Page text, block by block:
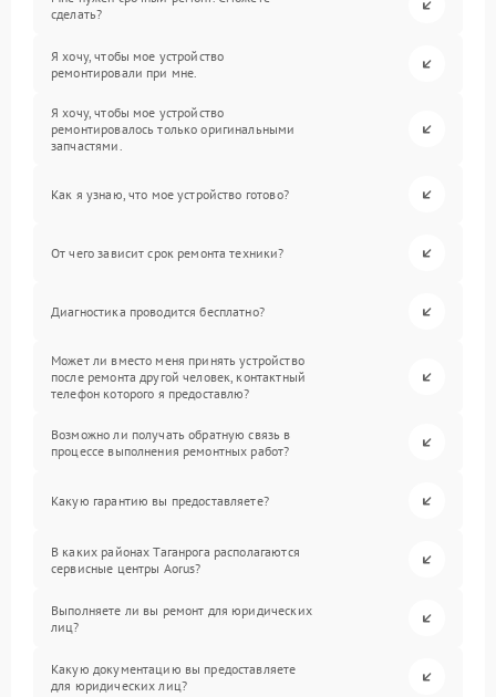
сделать?
Я хочу, чтобы мое устройство
ремонтировали при мне.
Я хочу, чтобы мое устройство
ремонтировалось только оригинальными
запчастями.
Как я узнаю, что мое устройство готово?
От чего зависит срок ремонта техники?
Диагностика проводится бесплатно?
Может ли вместо меня принять устройство
после ремонта другой человек, контактный
телефон которого я предоставлю?
Возможно ли получать обратную связь в
процессе выполнения ремонтных работ?
Какую гарантию вы предоставляете?
В каких районах Таганрога располагаются
сервисные центры Aorus?
Выполняете ли вы ремонт для юридических
лиц?
Какую документацию вы предоставляете
для юридических лиц?